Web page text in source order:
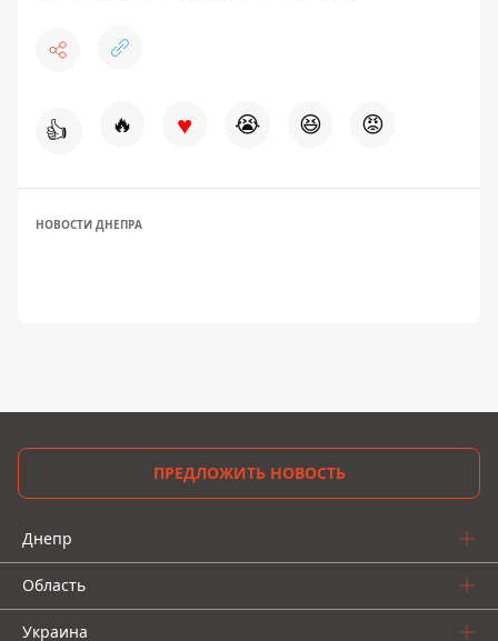
👍 🔥 ♥ 😭 😆 😡
НОВОСТИ ДНЕПРА
ПРЕДЛОЖИТЬ НОВОСТЬ
Днепр
Область
Украина